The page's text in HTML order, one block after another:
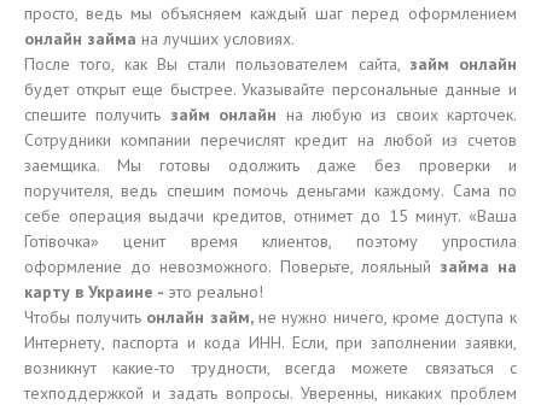
просто, ведь мы объясняем каждый шаг перед оформлением
онлайн займа на лучших условиях.
После того, как Вы стали пользователем сайта, займ онлайн
будет открыт еще быстрее. Указывайте персональные данные и
спешите получить займ онлайн на любую из своих карточек.
Сотрудники компании перечислят кредит на любой из счетов
заемщика. Мы готовы одолжить даже без проверки и
поручителя, ведь спешим помочь деньгами каждому. Сама по
себе операция выдачи кредитов, отнимет до 15 минут. «Ваша
Готівочка» ценит время клиентов, поэтому упростила
оформление до невозможного. Поверьте, лояльный займа на
карту в Украине - это реально!
Чтобы получить онлайн займ, не нужно ничего, кроме доступа к
Интернету, паспорта и кода ИНН. Если, при заполнении заявки,
возникнут какие-то трудности, всегда можете связаться с
техподдержкой и задать вопросы. Уверенны, никаких проблем